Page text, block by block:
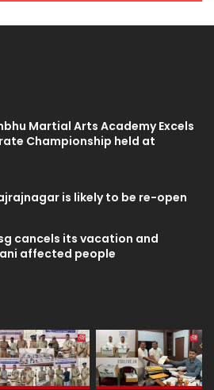
Martial Arts Academy Excels
Championship held at
is likely to be re-open
cancels its vacation and
affected people